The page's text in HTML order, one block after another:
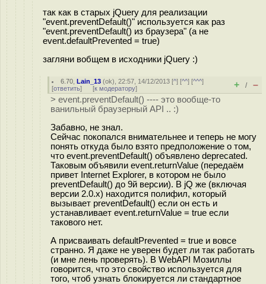
так как в старых jQuery для реализации
"event.preventDefault()" используется как раз
"event.preventDefault() из браузера" (а не
event.defaultPrevented = true)
загляни вобщем в исходники jQuery :)
6.70 ,Lain_13 (ok), 22:57, 14/12/2013 [^] [^^] [^^^]
[ответить] [к модератору] + / –
> event.preventDefault() ---- это вообще-то
ванильный браузерный API .. :)
Забавно, не знал.
Сейчас покопался внимательнее и теперь не могу
понять откуда было взято предположение о том,
что event.preventDefault() объявлено deprecated.
Таковым объявили event.returnValue (передаём
привет Internet Explorer, в котором не было
preventDefault() до 9й версии). В jQ же (включая
версии 2.0.х) находится полифил, который
вызывает preventDefault() если он есть и
устанавливает event.returnValue = true если
такового нет.
А присваивать defaultPrevented = true и вовсе
странно. Я даже не уверен будет ли так работать
(и мне лень проверять). В WebAPI Мозиллы
говорится, что это свойство используется для
того, чтоб узнать блокируется ли стандартное